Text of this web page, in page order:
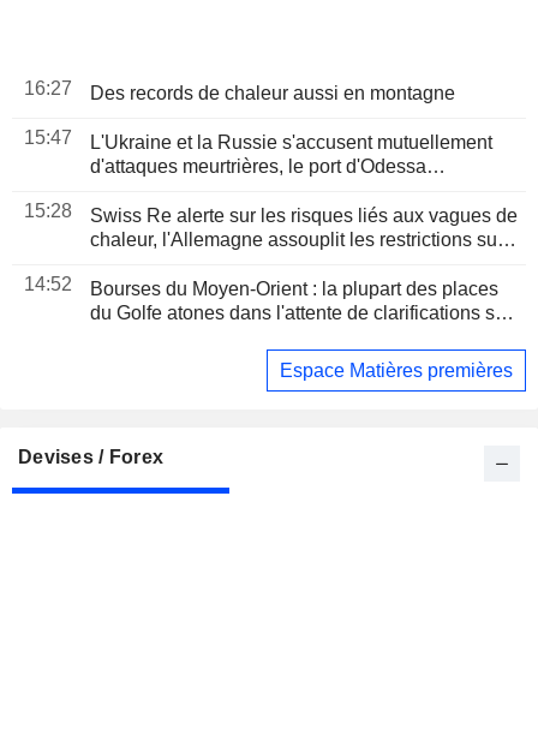
16:27 Des records de chaleur aussi en montagne
15:47
L'Ukraine et la Russie s'accusent mutuellement
d'attaques meurtrières, le port d'Odessa
15:28
Swiss Re alerte sur les risques liés aux vagues de
chaleur, l'Allemagne assouplit les restrictions sur
14:52
Bourses du Moyen-Orient : la plupart des places
du Golfe atones dans l'attente de clarifications sur
Espace Matières premières
Devises / Forex